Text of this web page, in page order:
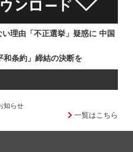
理由「不正選挙」疑惑に 中国
和条約」締結の決断を
知らせ
一覧はこちら